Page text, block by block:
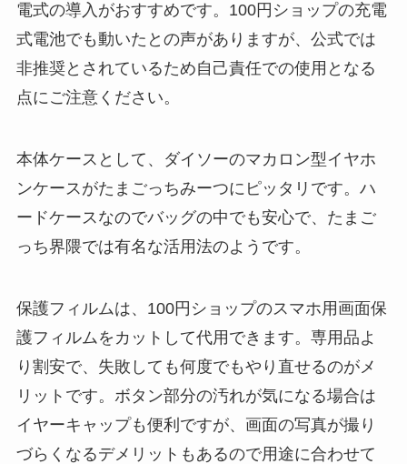
電式の導入がおすすめです。100円ショップの充電
式電池でも動いたとの声がありますが、公式では
非推奨とされているため自己責任での使用となる
点にご注意ください。
本体ケースとして、ダイソーのマカロン型イヤホ
ンケースがたまごっちみーつにピッタリです。ハ
ードケースなのでバッグの中でも安心で、たまご
っち界隈では有名な活用法のようです。
保護フィルムは、100円ショップのスマホ用画面保
護フィルムをカットして代用できます。専用品よ
り割安で、失敗しても何度でもやり直せるのがメ
リットです。ボタン部分の汚れが気になる場合は
イヤーキャップも便利ですが、画面の写真が撮り
づらくなるデメリットもあるので用途に合わせて